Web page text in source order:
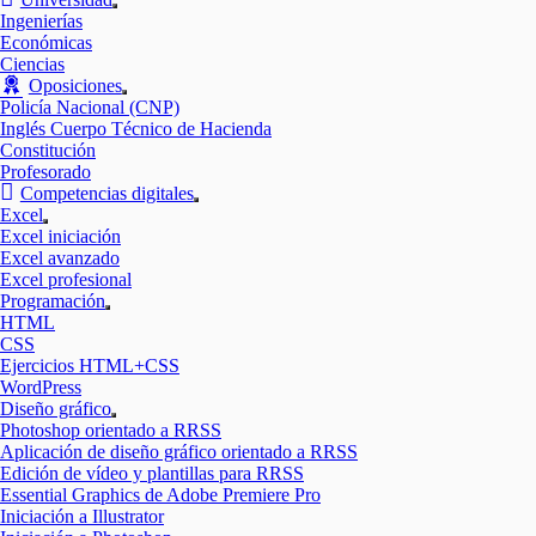
Mostrar
Ingenierías
Económicas
Ciencias
Oposiciones
Mostrar
el
submenú
Policía Nacional (CNP)
Inglés Cuerpo Técnico de Hacienda
Constitución
Profesorado
Competencias digitales
Mostrar
Excel
Mostrar
el
submenú
Excel iniciación
Excel avanzado
Excel profesional
Programación
Mostrar
HTML
CSS
Ejercicios HTML+CSS
WordPress
Diseño gráfico
Mostrar
el
submenú
Photoshop orientado a RRSS
Aplicación de diseño gráfico orientado a RRSS
Edición de vídeo y plantillas para RRSS
Essential Graphics de Adobe Premiere Pro
Iniciación a Illustrator